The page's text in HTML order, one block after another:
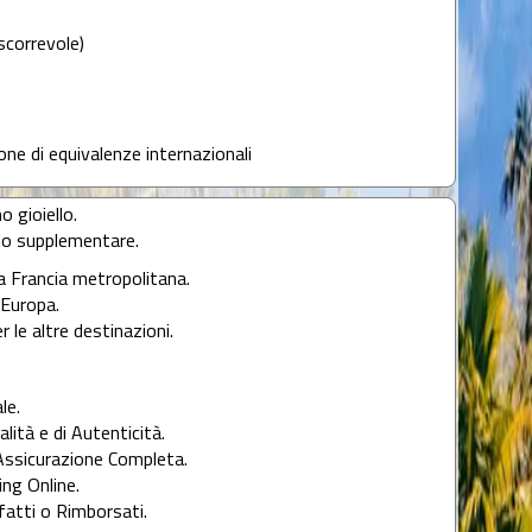
di equivalenze internazionali
gioiello.
supplementare.
Francia metropolitana.
le altre destinazioni.
e di Autenticità.
Completa.
Online.
o Rimborsati.